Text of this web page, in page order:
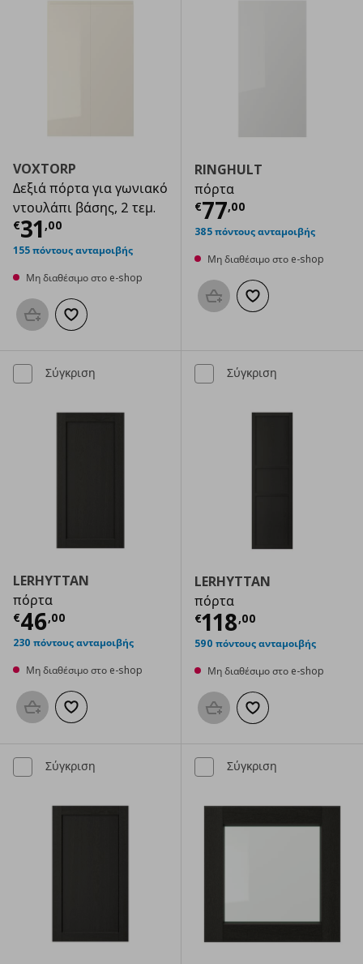
VOXTORP
Δεξιά πόρτα για γωνιακό
ντουλάπι βάσης, 2 τεμ.
€31 ,00
Τρέχουσα τιμή € 31,00
155 πόντους ανταμοιβής
Μη διαθέσιμο στο e-shop
Προσθήκη στο καλάθι
Προσθήκη στα αγαπημένα
RINGHULT
πόρτα
€77,00
Τρέχουσα
385 πόντους ανταμοιβής
Μη διαθέσιμο στο e-shop
Προσθήκη στο καλάθι
Προσθήκη στα
Σύγκριση
LERHYTTAN
πόρτα
€46,00
Τρέχουσα τιμή € 46,00
230 πόντους ανταμοιβής
Μη διαθέσιμο στο e-shop
Προσθήκη στο καλάθι
Προσθήκη στα αγαπημένα
Σύγκριση
LERHYTTAN
πόρτα
€118,00
Τρέχουσα
590 πόντους ανταμοιβής
Μη διαθέσιμο στο e-shop
Προσθήκη στο καλάθι
Προσθήκη στα
Σύγκριση Σύγκριση